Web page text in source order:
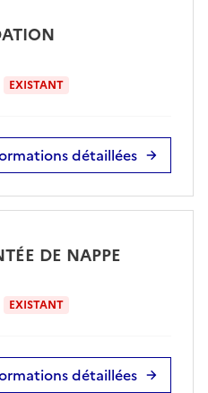
EXISTANT
détaillées
DE NAPPE
EXISTANT
détaillées